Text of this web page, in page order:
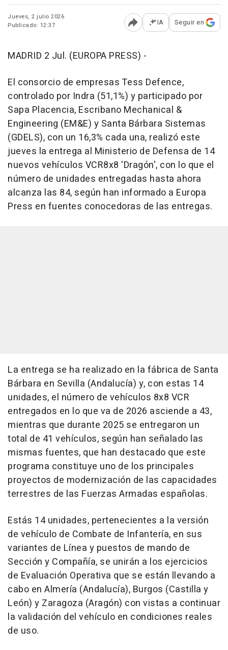
Jueves, 2 julio 2026
Publicado: 12:37
Abrir opciones para
IA Seguir en
MADRID 2 Jul. (EUROPA PRESS) -
El consorcio de empresas Tess Defence,
controlado por Indra (51,1%) y participado por
Sapa Placencia, Escribano Mechanical &
Engineering (EM&E) y Santa Bárbara Sistemas
(GDELS), con un 16,3% cada una, realizó este
jueves la entrega al Ministerio de Defensa de 14
nuevos vehículos VCR8x8 'Dragón', con lo que el
número de unidades entregadas hasta ahora
alcanza las 84, según han informado a Europa
Press en fuentes conocedoras de las entregas.
La entrega se ha realizado en la fábrica de Santa
Bárbara en Sevilla (Andalucía) y, con estas 14
unidades, el número de vehículos 8x8 VCR
entregados en lo que va de 2026 asciende a 43,
mientras que durante 2025 se entregaron un
total de 41 vehículos, según han señalado las
mismas fuentes, que han destacado que este
programa constituye uno de los principales
proyectos de modernización de las capacidades
terrestres de las Fuerzas Armadas españolas.
Estás 14 unidades, pertenecientes a la versión
de vehículo de Combate de Infantería, en sus
variantes de Línea y puestos de mando de
Sección y Compañía, se unirán a los ejercicios
de Evaluación Operativa que se están llevando a
cabo en Almería (Andalucía), Burgos (Castilla y
León) y Zaragoza (Aragón) con vistas a continuar
la validación del vehículo en condiciones reales
de uso.